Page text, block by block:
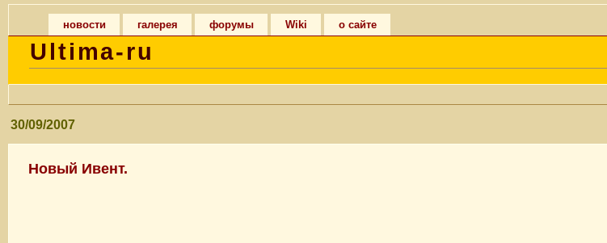
новости галерея форумы Wiki о сайте
Ultima-ru
30/09/2007
Новый Ивент.